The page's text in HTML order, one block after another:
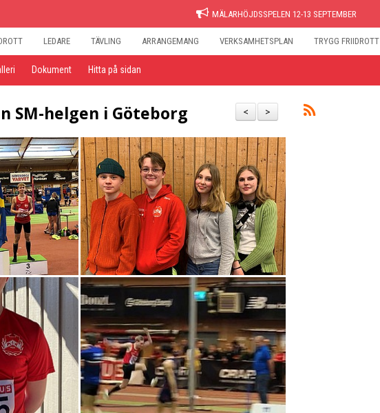
MÄLARHÖJDSSPELEN 12-13 SEPTEMBER
LEDARE TÄVLING ARRANGEMANG VERKSAMHETSPLAN TRYGG FRIIDROTT
Dokument Hitta på sidan
>
<
SM-helgen i Göteborg